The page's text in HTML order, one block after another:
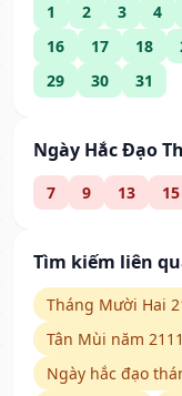
1 2 3 4
16
17 18
29
30 31
Ngày Hắc Đạo
7 9 13 15
Tìm kiếm liên
Tháng Mười Hai
Tân Mùi năm 2111
Ngày hắc đạo